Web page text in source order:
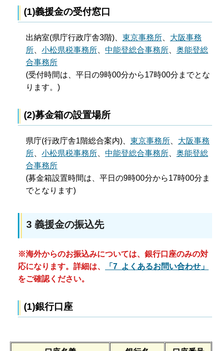
(1)義援金の受付窓口
出納室(県庁行政庁舎3階)、 東京事務所
大阪事務
所
小松県税事務所 中能登総合事務所
奥能登総
合事務所
(受付時間は、平日の9時00分から17時00分までとな
ります。)
(2)募金箱の設置場所
県庁(行政庁舎1階総合案内)、 東京事務所
大阪事務
所
小松県税事務所 中能登総合事務所
奥能登総
合事務所
(募金箱設置時間は、平日の9時00分から17時00分ま
でとなります)
3 義援金の振込先
※海外からのお振込みについては、銀行口座のみの対
応になります。詳細は、
「7 よくあるお問い合わせ」
をご確認ください。
(1)銀行口座